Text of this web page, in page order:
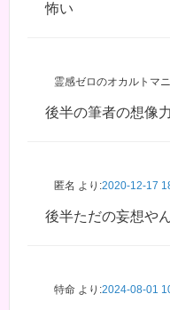
怖い
霊感ゼロのオカルトマ
後半の筆者の想像
匿名 より:2020-12-17
後半ただの妄想や
特命 より:2024-08-01